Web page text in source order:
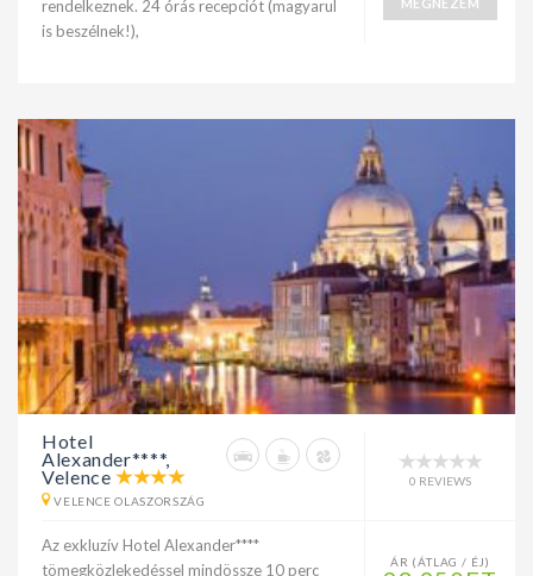
rendelkeznek. 24 órás recepciót (magyarul
is beszélnek!),
Hotel
Alexander****,
Velence
VELENCE OLASZORSZÁG
0 REVIEWS
Az exkluzív Hotel Alexander****
tömegközlekedéssel mindössze 10 perc
ÁR (ÁTLAG / ÉJ)